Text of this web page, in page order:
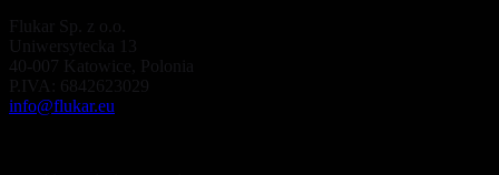
Flukar Sp. z o.o.
Uniwersytecka 13
40-007 Katowice, Polonia
P.IVA: 6842623029
info@flukar.eu